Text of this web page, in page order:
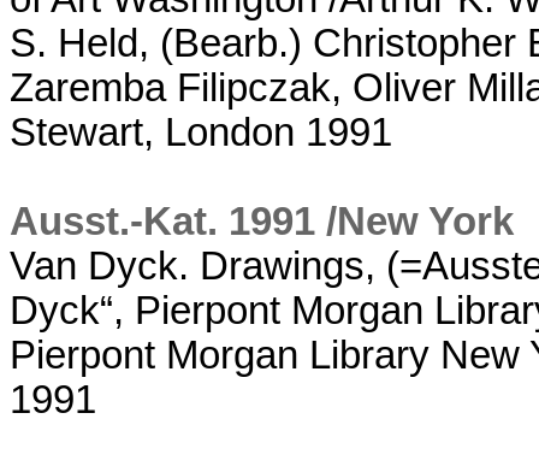
S. Held, (Bearb.) Christopher
Zaremba Filipczak, Oliver
Stewart, London 1991
Ausst.-Kat. 1991 /New York
Van Dyck. Drawings,
Dyck“, Pierpont Morgan
Pierpont Morgan Library
1991